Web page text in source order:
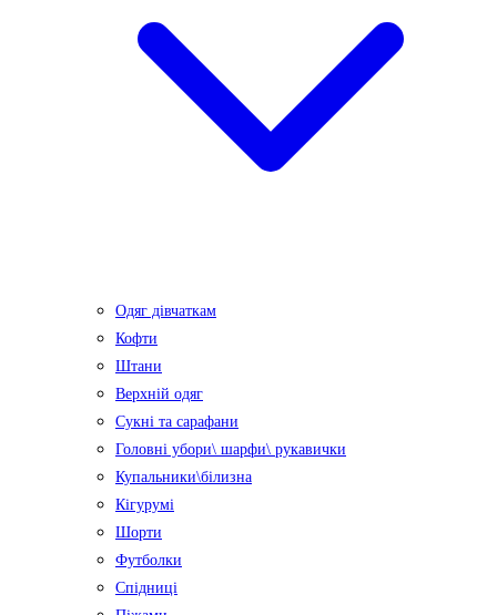
Одяг дівчаткам
Кофти
Штани
Верхній одяг
Сукні та сарафани
Головні убори\ шарфи\ рукавички
Купальники\білизна
Кігурумі
Шорти
Футболки
Спідниці